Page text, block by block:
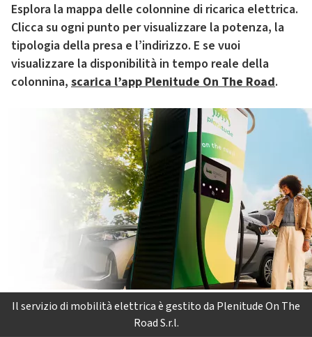
Esplora la mappa delle colonnine di ricarica elettrica.
Clicca su ogni punto per visualizzare la potenza, la
tipologia della presa e l’indirizzo. E se vuoi
visualizzare la disponibilità in tempo reale della
colonnina, scarica l’app Plenitude On The Road.
Il servizio di mobilità elettrica è gestito da Plenitude On The
Road S.r.l.